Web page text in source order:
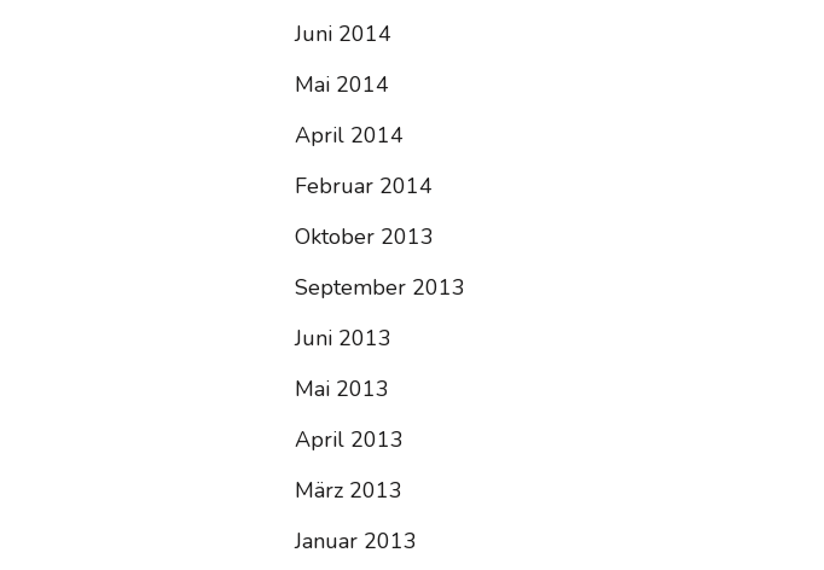
Juni 2014
Mai 2014
April 2014
Februar 2014
Oktober 2013
September 2013
Juni 2013
Mai 2013
April 2013
März 2013
Januar 2013